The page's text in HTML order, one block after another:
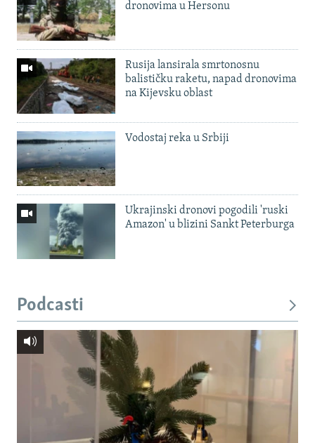
dronovima u Hersonu
Rusija lansirala smrtonosnu
balističku raketu, napad dronovima
na Kijevsku oblast
Vodostaj reka u Srbiji
Ukrajinski dronovi pogodili 'ruski
Amazon' u blizini Sankt Peterburga
Podcasti